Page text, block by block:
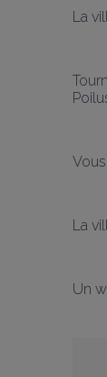
La
La
Un